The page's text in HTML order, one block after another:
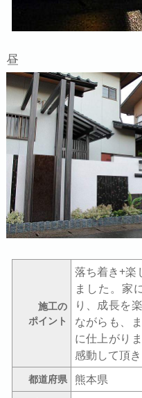
昼
施工の
ポイント
落ち着き+楽
ました。家
り、成長を
ながらも、
に仕上がり
感動して頂き
都道府県 熊本県